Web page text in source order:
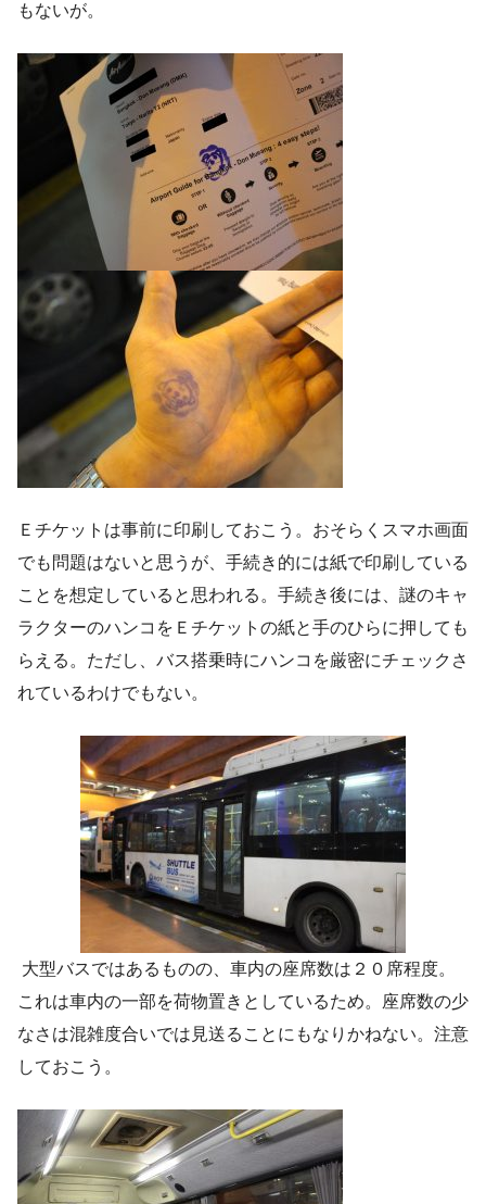
もないが。
Ｅチケットは事前に印刷しておこう。おそらくスマホ画面
でも問題はないと思うが、手続き的には紙で印刷している
ことを想定していると思われる。手続き後には、謎のキャ
ラクターのハンコをＥチケットの紙と手のひらに押しても
らえる。ただし、バス搭乗時にハンコを厳密にチェックさ
れているわけでもない。
大型バスではあるものの、車内の座席数は２０席程度。
これは車内の一部を荷物置きとしているため。座席数の少
なさは混雑度合いでは見送ることにもなりかねない。注意
しておこう。